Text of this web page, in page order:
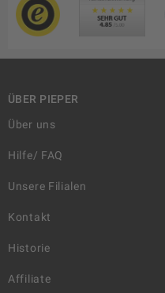
ÜBER PIEPER
Über uns
Hilfe/ FAQ
Unsere Filialen
Kontakt
Historie
Affiliate